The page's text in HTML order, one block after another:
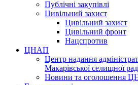
Публічні закупівлі
Цивільний захист
Цивільний захист
Цивільний фронт
Нацспротив
ЦНАП
Центр надання
Макарівської селищної
Новини та оголошення